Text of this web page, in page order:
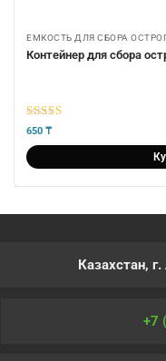
ЕМКОСТЬ ДЛЯ СБОРА
Контейнер для сбора
5из 5
650 ₸
Казахстан,
+7